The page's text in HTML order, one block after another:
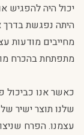
יכול היה להפגיש
היתה נפגשת בדרך
מחייבים מודעות
מתפתחת בהכרח
כאשר אנו כביכול
שלנו תוצר ישיר
עצמנו. הפרח